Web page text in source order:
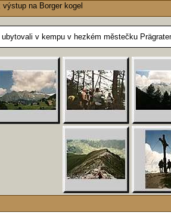
na Borger kogel
v kempu v hezkém městečku